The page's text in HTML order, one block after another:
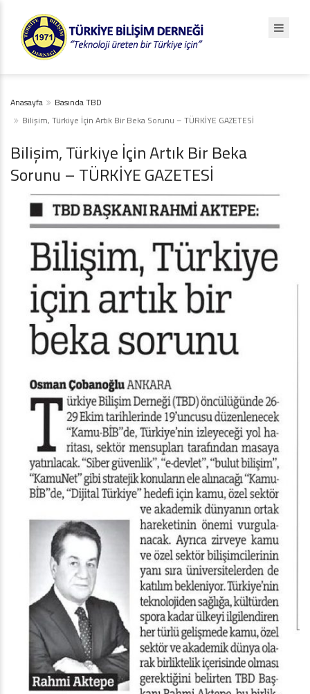
Anasayfa
Basında TBD
Bilişim, Türkiye İçin Artık Bir Beka Sorunu – TÜRKİYE GAZETESİ
Bilişim, Türkiye İçin Artık Bir Beka
Sorunu – TÜRKİYE GAZETESİ